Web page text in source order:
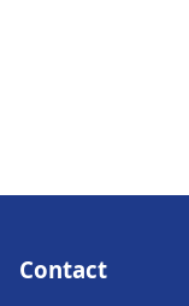
Contact